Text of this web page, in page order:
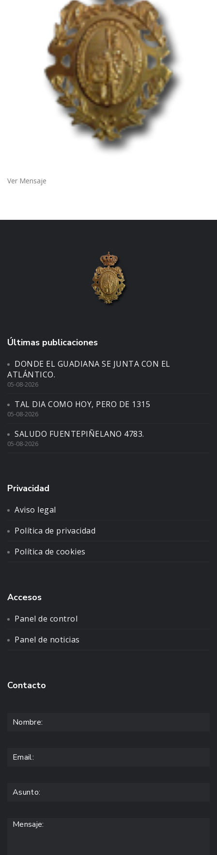
Ver Mensaje
Últimas publicaciones
DONDE EL GUADIANA SE JUNTA CON EL
ATLÁNTICO.
05-08-2026
TAL DIA COMO HOY, PERO DE 1315
05-08-2026
SALUDO FUENTEPIÑELANO 4783.
05-08-2026
Privacidad
Aviso legal
Política de privacidad
Política de cookies
Accesos
Panel de control
Panel de noticias
Contacto